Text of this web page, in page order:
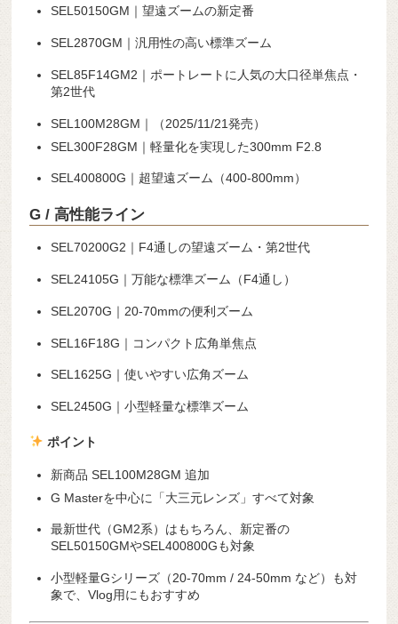
SEL50150GM｜望遠ズームの新定番
SEL2870GM｜汎用性の高い標準ズーム
SEL85F14GM2｜ポートレートに人気の大口径単焦点・
第2世代
SEL100M28GM｜（2025/11/21発売）
SEL300F28GM｜軽量化を実現した300mm F2.8
SEL400800G｜超望遠ズーム（400-800mm）
G / 高性能ライン
SEL70200G2｜F4通しの望遠ズーム・第2世代
SEL24105G｜万能な標準ズーム（F4通し）
SEL2070G｜20-70mmの便利ズーム
SEL16F18G｜コンパクト広角単焦点
SEL1625G｜使いやすい広角ズーム
SEL2450G｜小型軽量な標準ズーム
ポイント
新商品 SEL100M28GM 追加
G Masterを中心に「大三元レンズ」すべて対象
最新世代（GM2系）はもちろん、新定番の
SEL50150GMやSEL400800Gも対象
小型軽量Gシリーズ（20-70mm / 24-50mm など）も対
象で、Vlog用にもおすすめ